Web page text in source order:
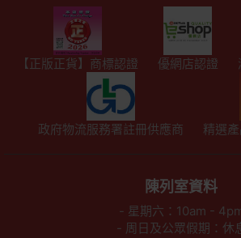
【正版正貨】商標認證 優網店認證
政府物流服務署註冊供應商 精選
陳列室資料
- 星期六：10am -
- 周日及公眾假期：休